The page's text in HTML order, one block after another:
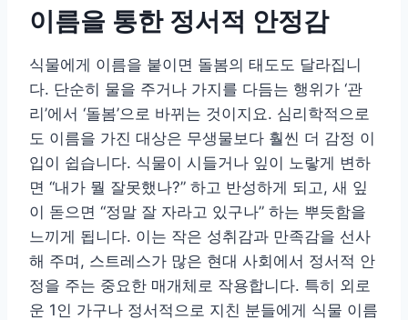
이름을 통한 정서적 안정감
식물에게 이름을 붙이면 돌봄의 태도도 달라집니
다. 단순히 물을 주거나 가지를 다듬는 행위가 ‘관
리’에서 ‘돌봄’으로 바뀌는 것이지요. 심리학적으로
도 이름을 가진 대상은 무생물보다 훨씬 더 감정 이
입이 쉽습니다. 식물이 시들거나 잎이 노랗게 변하
면 “내가 뭘 잘못했나?” 하고 반성하게 되고, 새 잎
이 돋으면 “정말 잘 자라고 있구나” 하는 뿌듯함을
느끼게 됩니다. 이는 작은 성취감과 만족감을 선사
해 주며, 스트레스가 많은 현대 사회에서 정서적 안
정을 주는 중요한 매개체로 작용합니다. 특히 외로
운 1인 가구나 정서적으로 지친 분들에게 식물 이름